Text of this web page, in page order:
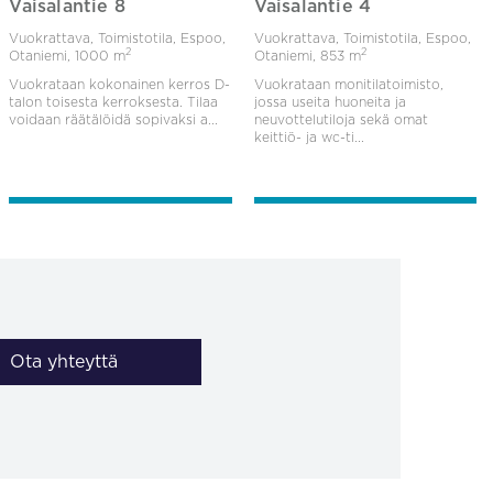
Vaisalantie 8
Vuokrattava, Toimistotila, Espoo,
Otaniemi,1000 m2
Vuokrataan kokonainen kerros D-
talon toisesta kerroksesta. Tilaa
voidaan räätälöidä sopivaksi a...
Vaisalantie 4
Vuokrattava, Toimistotila, Espoo,
Otaniemi, 853 m2
Vuokrataan monitilatoimisto,
jossa useita huoneita ja
neuvottelutiloja sekä omat
keittiö- ja wc-ti...
Ota yhteyttä